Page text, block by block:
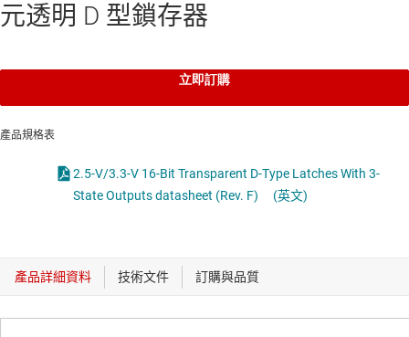
元透明 D 型鎖存器
立即訂購
產品規格表
2.5-V/3.3-V 16-Bit Transparent D-Type Latches With 3-
State Outputs datasheet (Rev. F)
(英文)